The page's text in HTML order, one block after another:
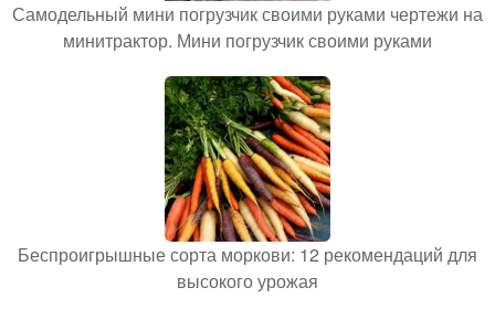
Самодельный мини погрузчик своими руками чертежи на
минитрактор. Мини погрузчик своими руками
Беспроигрышные сорта моркови: 12 рекомендаций для
высокого урожая